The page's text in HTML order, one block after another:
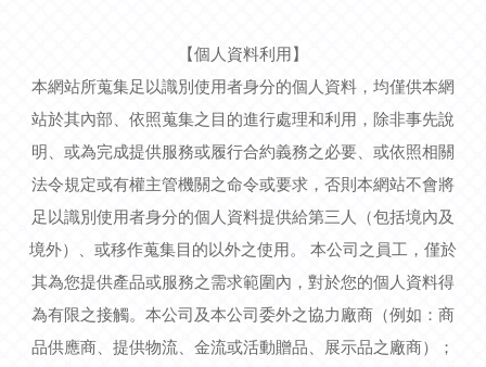
【個人資料利用】
本網站所蒐集足以識別使用者身分的個人資料，均僅供本網
站於其內部、依照蒐集之目的進行處理和利用，除非事先說
明、或為完成提供服務或履行合約義務之必要、或依照相關
法令規定或有權主管機關之命令或要求，否則本網站不會將
足以識別使用者身分的個人資料提供給第三人（包括境內及
境外）、或移作蒐集目的以外之使用。 本公司之員工，僅於
其為您提供產品或服務之需求範圍內，對於您的個人資料得
為有限之接觸。本公司及本公司委外之協力廠商（例如：商
品供應商、提供物流、金流或活動贈品、展示品之廠商）；